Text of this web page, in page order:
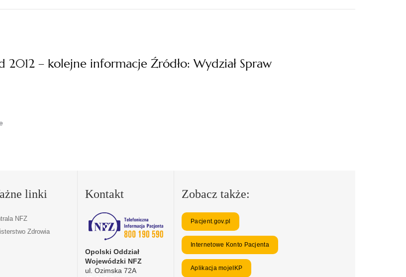
– kolejne informacje Źródło: Wydział Spraw
linki
NFZ
Zdrowia
Kontakt
Opolski Oddział
Wojewódzki NFZ
ul. Ozimska 72A
Zobacz także:
Pacjent.gov.pl
Internetowe Konto Pacjenta
Aplikacja mojeIKP